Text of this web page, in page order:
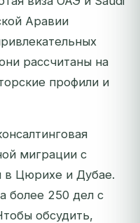
Аравии
рассчитаны на
профили и
миграции с
в Цюрихе и Дубае.
более 250 дел с
обсудить,